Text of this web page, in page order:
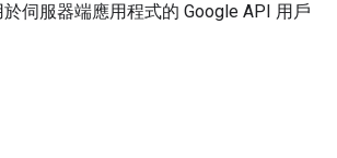
伺服器端應用程式的 Google API 用戶